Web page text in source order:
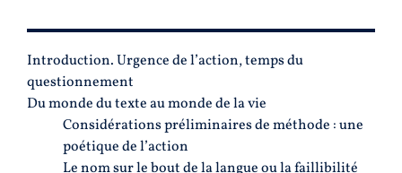
Introduction. Urgence de l’action, temps du
questionnement
Du monde du texte au monde de la vie
Considérations préliminaires de méthode : une
poétique de l’action
Le nom sur le bout de la langue ou la faillibilité